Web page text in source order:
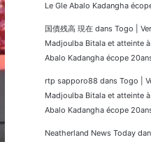
Le Gle Abalo Kadangha
国債残高 現在 dans Togo |
Madjoulba Bitala et atteinte
Abalo Kadangha écope
rtp sapporo88 dans Togo |
Madjoulba Bitala et atteinte
Abalo Kadangha écope
Neatherland News Today